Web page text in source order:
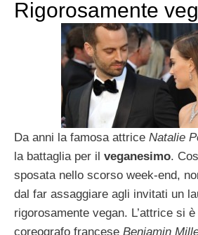
Rigorosamente
Da anni la famosa attrice Natalie
la battaglia per il veganesimo.
sposata nello scorso week-end,
dal far assaggiare agli invitati un
rigorosamente vegan. L’attrice si
coreografo francese Benjamin